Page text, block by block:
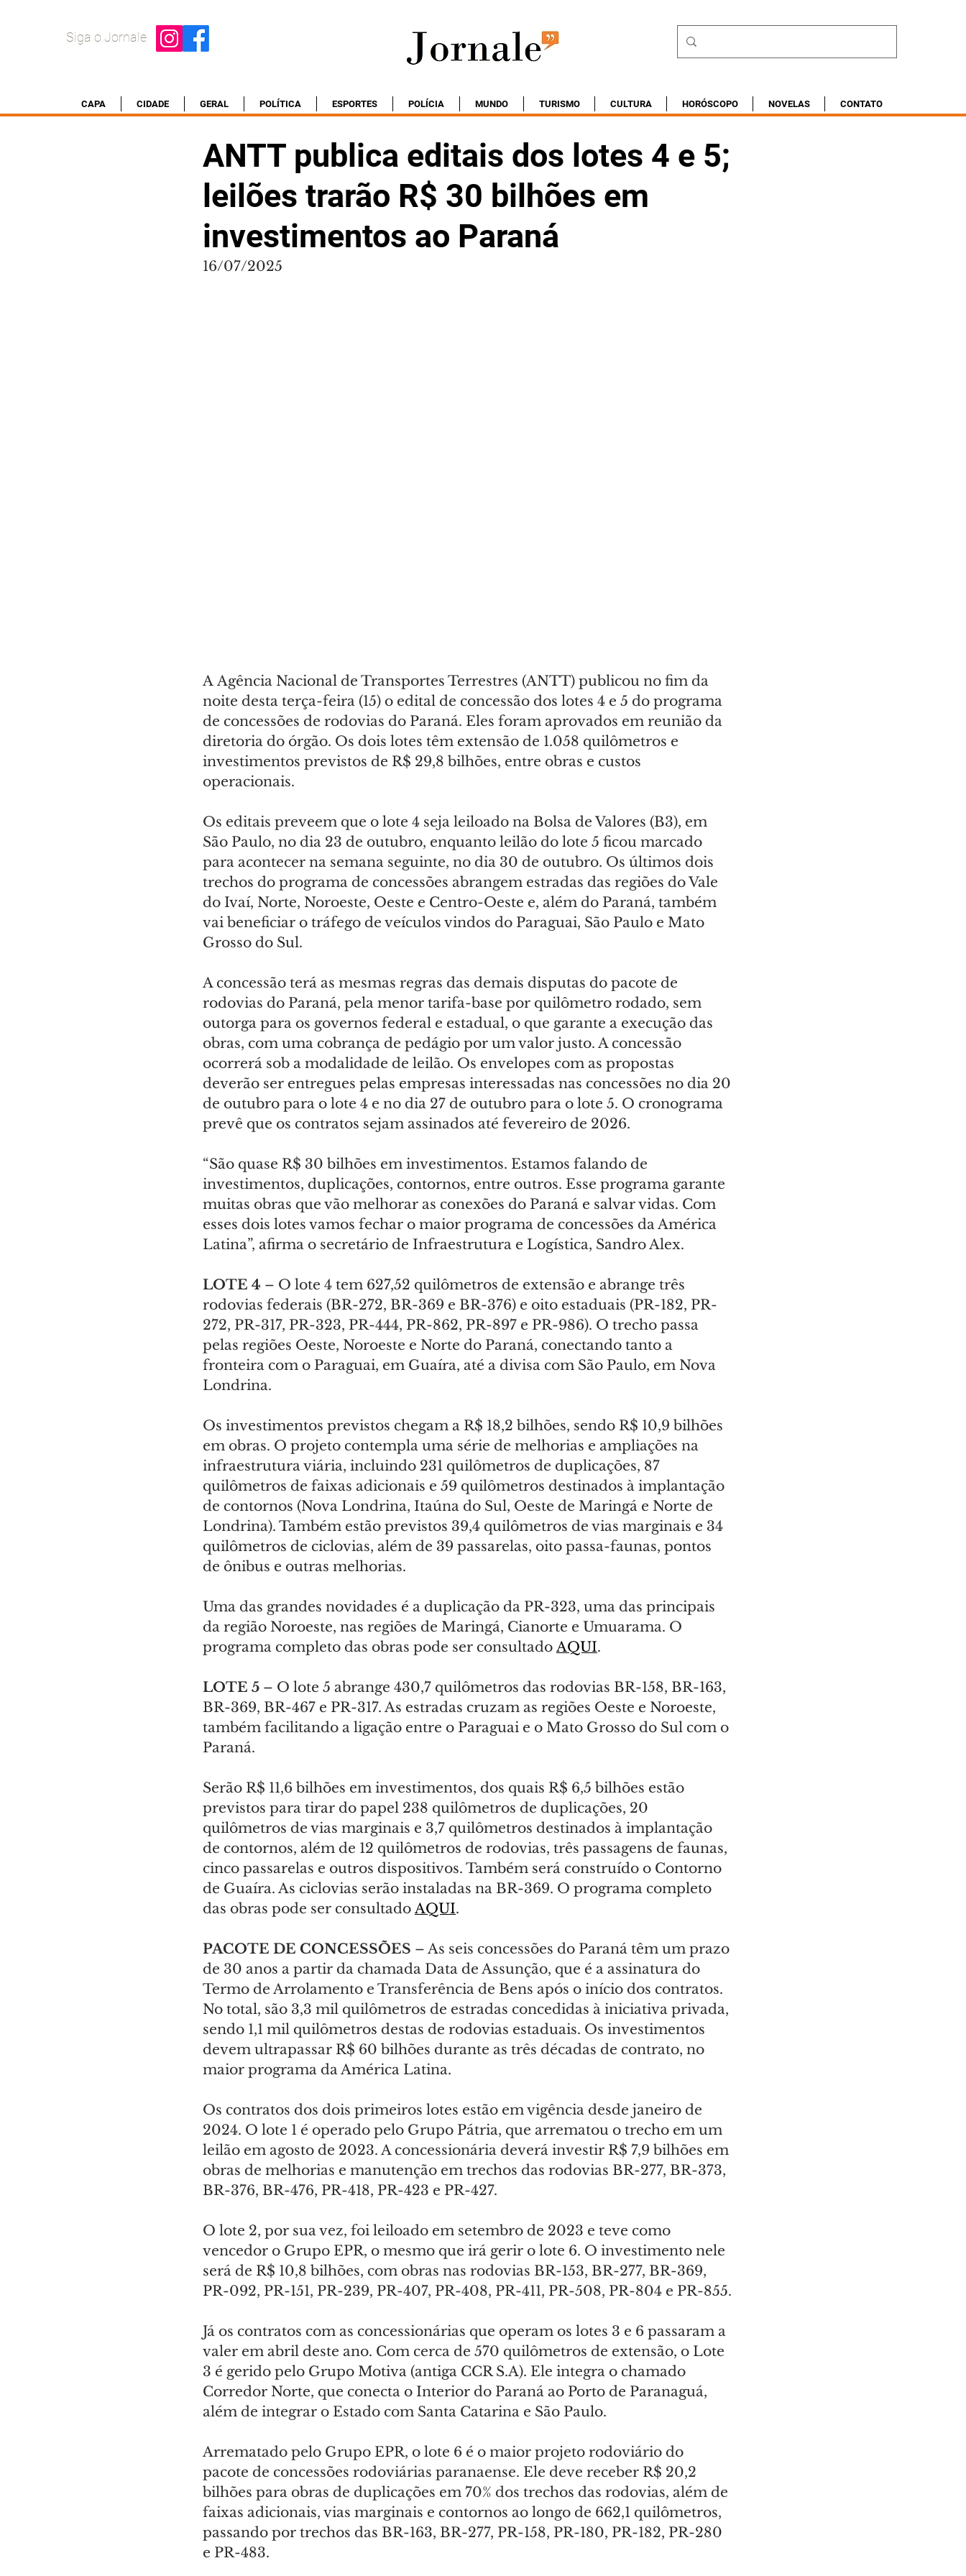
Siga o Jornale
CAPA CIDADE GERAL POLÍTICA ESPORTES POLÍCIA MUNDO TURISMO CULTURA HORÓSCOPO NOVELAS CONTATO
ANTT publica editais dos lotes 4 e 5;
leilões trarão R$ 30 bilhões em
investimentos ao Paraná
16/07/2025
A Agência Nacional de Transportes Terrestres (ANTT) publicou no fim da
noite desta terça-feira (15) o edital de concessão dos lotes 4 e 5 do programa
de concessões de rodovias do Paraná. Eles foram aprovados em reunião da
diretoria do órgão. Os dois lotes têm extensão de 1.058 quilômetros e
investimentos previstos de R$ 29,8 bilhões, entre obras e custos
operacionais.
Os editais preveem que o lote 4 seja leiloado na Bolsa de Valores (B3), em
São Paulo, no dia 23 de outubro, enquanto leilão do lote 5 ficou marcado
para acontecer na semana seguinte, no dia 30 de outubro. Os últimos dois
trechos do programa de concessões abrangem estradas das regiões do Vale
do Ivaí, Norte, Noroeste, Oeste e Centro-Oeste e, além do Paraná, também
vai beneficiar o tráfego de veículos vindos do Paraguai, São Paulo e Mato
Grosso do Sul.
A concessão terá as mesmas regras das demais disputas do pacote de
rodovias do Paraná, pela menor tarifa-base por quilômetro rodado, sem
outorga para os governos federal e estadual, o que garante a execução das
obras, com uma cobrança de pedágio por um valor justo. A concessão
ocorrerá sob a modalidade de leilão. Os envelopes com as propostas
deverão ser entregues pelas empresas interessadas nas concessões no dia 20
de outubro para o lote 4 e no dia 27 de outubro para o lote 5. O cronograma
prevê que os contratos sejam assinados até fevereiro de 2026.
“São quase R$ 30 bilhões em investimentos. Estamos falando de
investimentos, duplicações, contornos, entre outros. Esse programa garante
muitas obras que vão melhorar as conexões do Paraná e salvar vidas. Com
esses dois lotes vamos fechar o maior programa de concessões da América
Latina”, afirma o secretário de Infraestrutura e Logística, Sandro Alex.
LOTE 4 – O lote 4 tem 627,52 quilômetros de extensão e abrange três
rodovias federais (BR-272, BR-369 e BR-376) e oito estaduais (PR-182, PR-
272, PR-317, PR-323, PR-444, PR-862, PR-897 e PR-986). O trecho passa
pelas regiões Oeste, Noroeste e Norte do Paraná, conectando tanto a
fronteira com o Paraguai, em Guaíra, até a divisa com São Paulo, em Nova
Londrina.
Os investimentos previstos chegam a R$ 18,2 bilhões, sendo R$ 10,9 bilhões
em obras. O projeto contempla uma série de melhorias e ampliações na
infraestrutura viária, incluindo 231 quilômetros de duplicações, 87
quilômetros de faixas adicionais e 59 quilômetros destinados à implantação
de contornos (Nova Londrina, Itaúna do Sul, Oeste de Maringá e Norte de
Londrina). Também estão previstos 39,4 quilômetros de vias marginais e 34
quilômetros de ciclovias, além de 39 passarelas, oito passa-faunas, pontos
de ônibus e outras melhorias.
Uma das grandes novidades é a duplicação da PR-323, uma das principais
da região Noroeste, nas regiões de Maringá, Cianorte e Umuarama. O
programa completo das obras pode ser consultado AQUI.
LOTE 5 – O lote 5 abrange 430,7 quilômetros das rodovias BR-158, BR-163,
BR-369, BR-467 e PR-317. As estradas cruzam as regiões Oeste e Noroeste,
também facilitando a ligação entre o Paraguai e o Mato Grosso do Sul com o
Paraná.
Serão R$ 11,6 bilhões em investimentos, dos quais R$ 6,5 bilhões estão
previstos para tirar do papel 238 quilômetros de duplicações, 20
quilômetros de vias marginais e 3,7 quilômetros destinados à implantação
de contornos, além de 12 quilômetros de rodovias, três passagens de faunas,
cinco passarelas e outros dispositivos. Também será construído o Contorno
de Guaíra. As ciclovias serão instaladas na BR-369. O programa completo
das obras pode ser consultado AQUI.
PACOTE DE CONCESSÕES – As seis concessões do Paraná têm um prazo
de 30 anos a partir da chamada Data de Assunção, que é a assinatura do
Termo de Arrolamento e Transferência de Bens após o início dos contratos.
No total, são 3,3 mil quilômetros de estradas concedidas à iniciativa privada,
sendo 1,1 mil quilômetros destas de rodovias estaduais. Os investimentos
devem ultrapassar R$ 60 bilhões durante as três décadas de contrato, no
maior programa da América Latina.
Os contratos dos dois primeiros lotes estão em vigência desde janeiro de
2024. O lote 1 é operado pelo Grupo Pátria, que arrematou o trecho em um
leilão em agosto de 2023. A concessionária deverá investir R$ 7,9 bilhões em
obras de melhorias e manutenção em trechos das rodovias BR-277, BR-373,
BR-376, BR-476, PR-418, PR-423 e PR-427.
O lote 2, por sua vez, foi leiloado em setembro de 2023 e teve como
vencedor o Grupo EPR, o mesmo que irá gerir o lote 6. O investimento nele
será de R$ 10,8 bilhões, com obras nas rodovias BR-153, BR-277, BR-369,
PR-092, PR-151, PR-239, PR-407, PR-408, PR-411, PR-508, PR-804 e PR-855.
Já os contratos com as concessionárias que operam os lotes 3 e 6 passaram a
valer em abril deste ano. Com cerca de 570 quilômetros de extensão, o Lote
3 é gerido pelo Grupo Motiva (antiga CCR S.A). Ele integra o chamado
Corredor Norte, que conecta o Interior do Paraná ao Porto de Paranaguá,
além de integrar o Estado com Santa Catarina e São Paulo.
Arrematado pelo Grupo EPR, o lote 6 é o maior projeto rodoviário do
pacote de concessões rodoviárias paranaense. Ele deve receber R$ 20,2
bilhões para obras de duplicações em 70% dos trechos das rodovias, além de
faixas adicionais, vias marginais e contornos ao longo de 662,1 quilômetros,
passando por trechos das BR-163, BR-277, PR-158, PR-180, PR-182, PR-280
e PR-483.